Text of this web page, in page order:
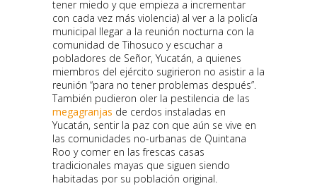
tener miedo y que empieza a incrementar
con cada vez más violencia) al ver a la policía
municipal llegar a la reunión nocturna con la
comunidad de Tihosuco y escuchar a
pobladores de Señor, Yucatán, a quienes
miembros del ejército sugirieron no asistir a la
reunión “para no tener problemas después”.
También pudieron oler la pestilencia de las
megagranjas de cerdos instaladas en
Yucatán, sentir la paz con que aún se vive en
las comunidades no-urbanas de Quintana
Roo y comer en las frescas casas
tradicionales mayas que siguen siendo
habitadas por su población original.